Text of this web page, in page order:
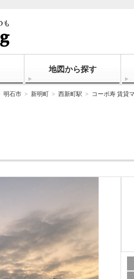
地図から探す
明石市 新明町 西新町駅 コーポ寿 賃貸